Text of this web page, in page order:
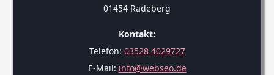
01454 Radeberg
Kontakt:
Telefon: 03528 4029727
E-Mail: info@webseo.de